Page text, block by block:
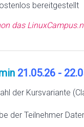
bereitgestellt
das
21.05.26 -
der Kursvariante
der Teilnehmer